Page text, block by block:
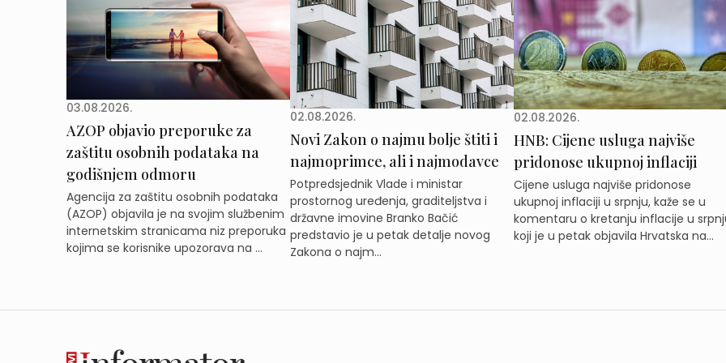
03.08.2026.
AZOP objavio preporuke za
zaštitu osobnih podataka na
godišnjem odmoru
Agencija za zaštitu osobnih podataka
(AZOP) objavila je na svojim službenim
internetskim stranicama niz preporuka
kojima se korisnike upozorava na ...
02.08.2026.
Novi Zakon o najmu bolje štiti i
najmoprimce, ali i najmodavce
Potpredsjednik Vlade i ministar
prostornog uređenja, graditeljstva i
državne imovine Branko Bačić
predstavio je u petak detalje novog
Zakona o najm...
02.08.2026.
HNB: Cijene usluga najviše
pridonose ukupnoj inflaciji
Cijene usluga najviše pridonose
ukupnoj inflaciji u srpnju, kaže se u
komentaru o kretanju inflacije u
koji je u petak objavila Hrvatska na...